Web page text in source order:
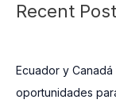
Recent Post
Ecuador y
oportunidades